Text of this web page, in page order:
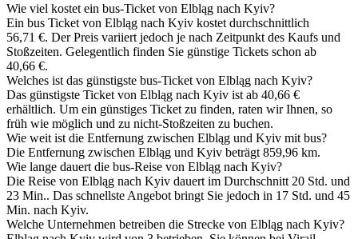
Wie viel kostet ein bus-Ticket von Elbląg nach Kyiv?
Ein bus Ticket von Elbląg nach Kyiv kostet durchschnittlich
56,71 €. Der Preis variiert jedoch je nach Zeitpunkt des Kaufs und
Stoßzeiten. Gelegentlich finden Sie günstige Tickets schon ab
40,66 €.
Welches ist das günstigste bus-Ticket von Elbląg nach Kyiv?
Das günstigste Ticket von Elbląg nach Kyiv ist ab 40,66 €
erhältlich. Um ein günstiges Ticket zu finden, raten wir Ihnen, so
früh wie möglich und zu nicht-Stoßzeiten zu buchen.
Wie weit ist die Entfernung zwischen Elbląg und Kyiv mit bus?
Die Entfernung zwischen Elbląg und Kyiv beträgt 859,96 km.
Wie lange dauert die bus-Reise von Elbląg nach Kyiv?
Die Reise von Elbląg nach Kyiv dauert im Durchschnitt 20 Std. und
23 Min.. Das schnellste Angebot bringt Sie jedoch in 17 Std. und 45
Min. nach Kyiv.
Welche Unternehmen betreiben die Strecke von Elbląg nach Kyiv?